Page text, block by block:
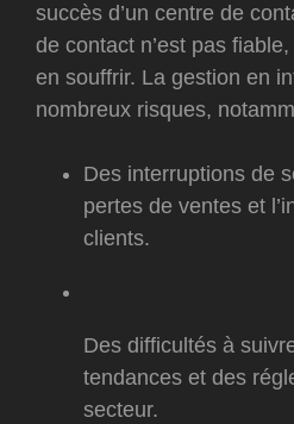
succès d’un centre de
de contact n’est pas
en souffrir. La gestion en
nombreux risques,
Des interruptions de
pertes de ventes et
clients.
Des difficultés à
tendances et des
secteur.